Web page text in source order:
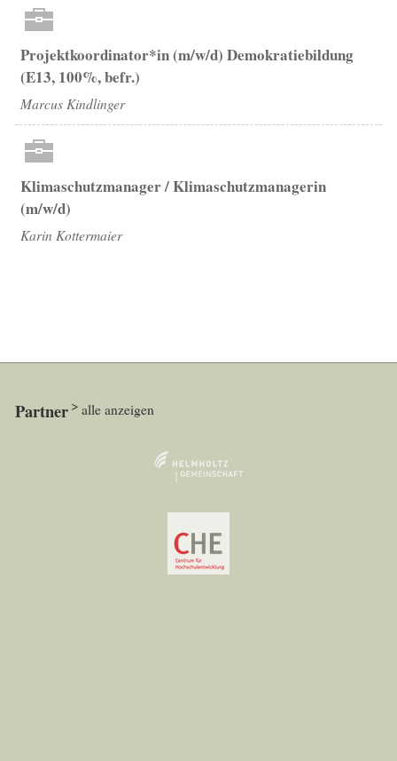
Projektkoordinator*in (m/w/d) Demokratiebildung
(E13, 100%, befr.)
Marcus Kindlinger
Klimaschutzmanager / Klimaschutzmanagerin
(m/w/d)
Karin Kottermaier
Partner alle anzeigen